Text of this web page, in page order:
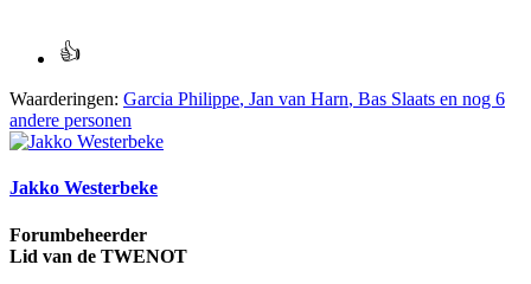
Waarderingen: Garcia Philippe, Jan van Harn, Bas Slaats en nog 6
andere personen
Jakko Westerbeke
Forumbeheerder
Lid van de TWENOT